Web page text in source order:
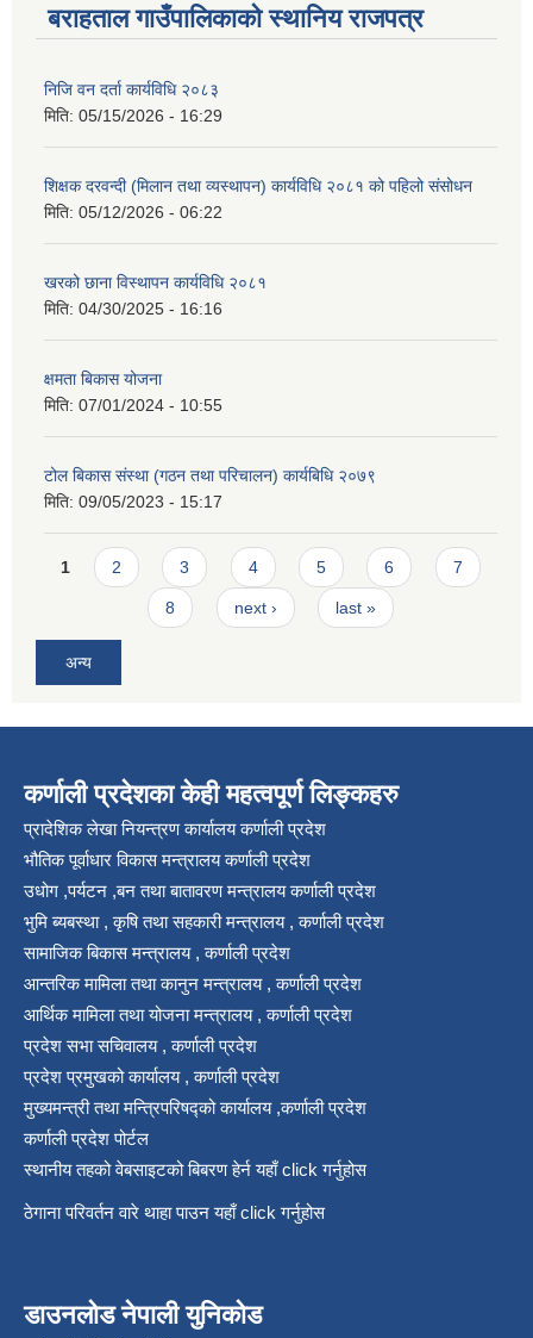
बराहताल गाउँपालिकाको स्थानिय राजपत्र
निजि वन दर्ता कार्यविधि २०८३
मिति: 05/15/2026 - 16:29
शिक्षक दरवन्दी (मिलान तथा व्यस्थापन) कार्यविधि २०८१ को पहिलो संसोधन
मिति: 05/12/2026 - 06:22
खरको छाना विस्थापन कार्यविधि २०८१
मिति: 04/30/2025 - 16:16
क्षमता बिकास योजना
मिति: 07/01/2024 - 10:55
टोल बिकास संस्था (गठन तथा परिचालन) कार्यबिधि २०७९
मिति: 09/05/2023 - 15:17
Pages
1 2 3 4 5 6 7
8 next › last »
अन्य
कर्णाली प्रदेशका केही महत्वपूर्ण लिङ्कहरु
प्रादेशिक लेखा नियन्त्रण कार्यालय कर्णाली प्रदेश
भौतिक पूर्वाधार विकास मन्त्रालय कर्णाली प्रदेश
उधोग ,पर्यटन ,बन तथा बातावरण मन्त्रालय कर्णाली प्रदेश
भुमि ब्यबस्था , कृषि तथा सहकारी मन्त्रालय , कर्णाली प्रदेश
सामाजिक बिकास मन्त्रालय , कर्णाली प्रदेश
आन्तरिक मामिला तथा कानुन मन्त्रालय , कर्णाली प्रदेश
आर्थिक मामिला तथा योजना मन्त्रालय , कर्णाली प्रदेश
प्रदेश सभा सचिवालय , कर्णाली प्रदेश
प्रदेश प्रमुखको कार्यालय , कर्णाली प्रदेश
मुख्यमन्त्री तथा मन्त्रिपरिषद्को कार्यालय ,कर्णाली प्रदेश
कर्णाली प्रदेश पोर्टल
स्थानीय तहको वेबसाइटको बिबरण हेर्न यहाँ click गर्नुहोस
ठेगाना परिवर्तन वारे थाहा पाउन यहाँ click गर्नुहोस
डाउनलोड नेपाली युनिकोड